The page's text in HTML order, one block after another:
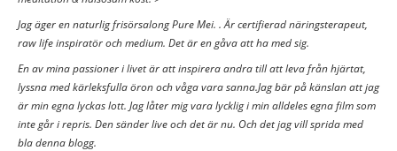
Jag äger en naturlig frisörsalong Pure Mei. . Är certifierad näringsterapeut,
raw life inspiratör och medium. Det är en gåva att ha med sig.
En av mina passioner i livet är att inspirera andra till att leva från hjärtat,
lyssna med kärleksfulla öron och våga vara sanna.Jag bär på känslan att jag
är min egna lyckas lott. Jag låter mig vara lycklig i min alldeles egna film som
inte går i repris. Den sänder live och det är nu. Och det jag vill sprida med
bla denna blogg.